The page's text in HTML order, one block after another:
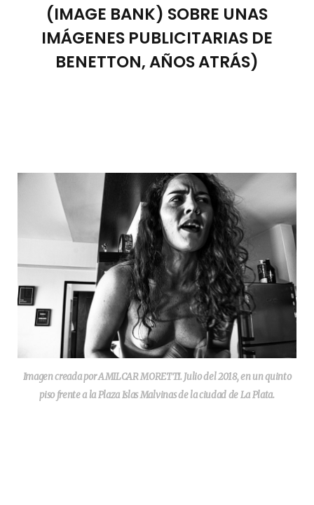
(IMAGE BANK) SOBRE UNAS
IMÁGENES PUBLICITARIAS DE
BENETTON, AÑOS ATRÁS)
Imagen creada por AMILCAR MORETTI. Julio del 2018, en un quinto
piso frente a la Plaza Islas Malvinas de la ciudad de La Plata.